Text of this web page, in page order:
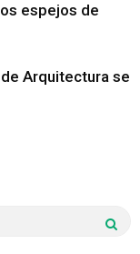
espejos de
Arquitectura se